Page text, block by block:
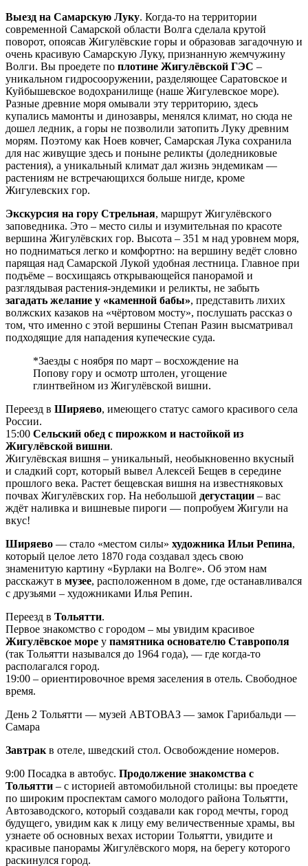
Выезд на Самарскую Луку. Когда-то на территории
современной Самарской области Волга сделала крутой
поворот, опоясав Жигулёвские горы и образовав загадочную и
очень красивую Самарскую Луку, признанную жемчужину
Волги. Вы проедете по плотине Жигулёвской ГЭС –
уникальном гидросооружении, разделяющее Саратовское и
Куйбышевское водохранилище (наше Жигулевское море).
Разные древние моря омывали эту территорию, здесь
купались мамонты и динозавры, менялся климат, но сюда не
дошел ледник, а горы не позволили затопить Луку древним
морям. Поэтому как Ноев ковчег, Самарская Лука сохранила
для нас живущие здесь и поныне реликты (доледниковые
растения), а уникальный климат дал жизнь эндемикам —
растениям не встречающихся больше нигде, кроме
Жигулевских гор.
Экскурсия на гору Стрельная, маршрут Жигулёвского
заповедника. Это – место силы и изумительная по красоте
вершина Жигулёвских гор. Высота – 351 м над уровнем моря,
но подниматься легко и комфортно: на вершину ведёт словно
парящая над Самарской Лукой удобная лестница. Главное при
подъёме – восхищаясь открывающейся панорамой и
разглядывая растения-эндемики и реликты, не забыть
загадать желание у «каменной бабы», представить лихих
волжских казаков на «чёртовом мосту», послушать рассказ о
том, что именно с этой вершины Степан Разин высматривал
подходящие для нападения купеческие суда.
*Заезды с ноября по март – восхождение на
Попову гору и осмотр штолен, угощение
глинтвейном из Жигулёвской вишни.
Переезд в Ширяево, имеющего статус самого красивого села
России.
15:00 Сельский обед с пирожком и настойкой из
Жигулёвской вишни.
Жигулёвская вишня – уникальный, необыкновенно вкусный
и сладкий сорт, который вывел Алексей Бещев в середине
прошлого века. Растет бещевская вишня на известняковых
почвах Жигулёвских гор. На небольшой дегустации – вас
ждёт наливка и вишневые пироги — попробуем Жигули на
вкус!
Ширяево — стало «местом силы» художника Ильи Репина,
который целое лето 1870 года создавал здесь свою
знаменитую картину «Бурлаки на Волге». Об этом нам
расскажут в музее, расположенном в доме, где останавливался
с друзьями – художниками Илья Репин.
Переезд в Тольятти.
Первое знакомство с городом – мы увидим красивое
Жигулёвское море у памятника основателю Ставрополя
(так Тольятти назывался до 1964 года), — где когда-то
располагался город.
19:00 – ориентировочное время заселения в отель. Свободное
время.
День 2 Тольятти — музей АВТОВАЗ — замок Гарибальди —
Самара
Завтрак в отеле, шведский стол. Освобождение номеров.
9:00 Посадка в автобус. Продолжение знакомства с
Тольятти – с историей автомобильной столицы: вы проедете
по широким проспектам самого молодого района Тольятти,
Автозаводского, который создавали как город мечты, город
будущего, увидим как к лицу ему величественные храмы, вы
узнаете об основных вехах истории Тольятти, увидите и
красивые панорамы Жигулёвского моря, на берегу которого
раскинулся город.